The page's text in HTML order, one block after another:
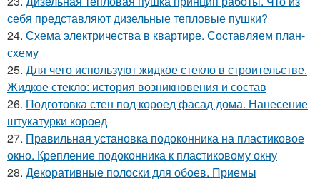
себя представляют дизельные тепловые пушки?
24. Схема электричества в квартире. Составляем план-
схему
25. Для чего используют жидкое стекло в строительстве.
Жидкое стекло: история возникновения и состав
26. Подготовка стен под короед фасад дома. Нанесение
штукатурки короед
27. Правильная установка подоконника на пластиковое
окно. Крепление подоконника к пластиковому окну
28. Декоративные полоски для обоев. Приемы